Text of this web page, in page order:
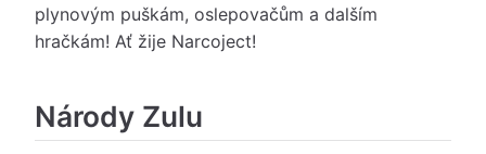
plynovým puškám, oslepovačům a dalším
hračkám! Ať žije Narcoject!
Národy Zulu